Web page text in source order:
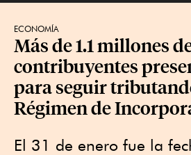
ECONOMÍA
Más de 1.1 millones
contribuyentes
para seguir
Régimen de
El 31 de enero fue la